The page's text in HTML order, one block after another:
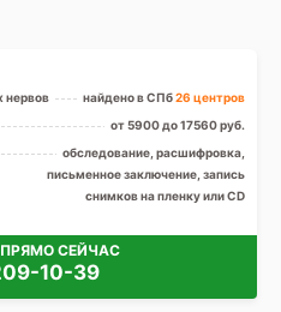
нервов найдено в СПб26 центров
от 5900 до 17560 руб.
обследование, расшифровка,
письменное заключение, запись
снимков на пленку или CD
СЕЙЧАС
10-39